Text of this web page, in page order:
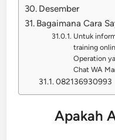
Desember
Bagaimana Cara
Untuk
training
Operation
Chat WA
082136930993
Apakah